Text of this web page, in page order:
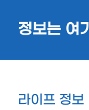
정보는 여
라이프 정보